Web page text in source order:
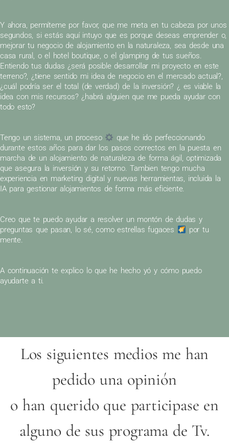
Y ahora, permíteme por favor, que me meta en tu cabeza por unos
segundos, si estás aquí intuyo que es porque deseas emprender o,
mejorar tu negocio de alojamiento en la naturaleza, sea desde una
casa rural, o el hotel boutique, o el glamping de tus sueños.
Entiendo tus dudas ¿será posible desarrollar mi proyecto en este
terreno?, ¿tiene sentido mi idea de negocio en el mercado actual?,
¿cuál podría ser el total (de verdad) de la inversión? ¿ es viable la
idea con mis recursos? ¿habrá alguien que me pueda ayudar con
todo esto?
Tengo un sistema, un proceso
que he ido perfeccionando
durante estos años para dar los pasos correctos en la puesta en
marcha de un alojamiento de naturaleza de forma ágil, optimizada
que asegura la inversión y su retorno. Tambien tengo mucha
experiencia en marketing digital y nuevas herramientas, incluida la
IA para gestionar alojamientos de forma más eficiente.
Creo que te puedo ayudar a resolver un montón de dudas y
preguntas que pasan, lo sé, como estrellas fugaces
por tu
mente.
A continuación te explico lo que he hecho yó y cómo puedo
ayudarte a ti.
Los siguientes medios me han
pedido una opinión
o han querido que participase en
alguno de sus programa de Tv.